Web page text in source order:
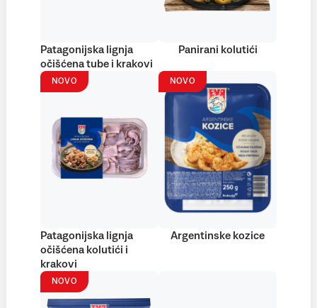
Patagonijska lignja
očišćena tube i krakovi
Panirani kolutići
NOVO
Patagonijska lignja
očišćena kolutići i
krakovi
NOVO
Argentinske kozice
NOVO